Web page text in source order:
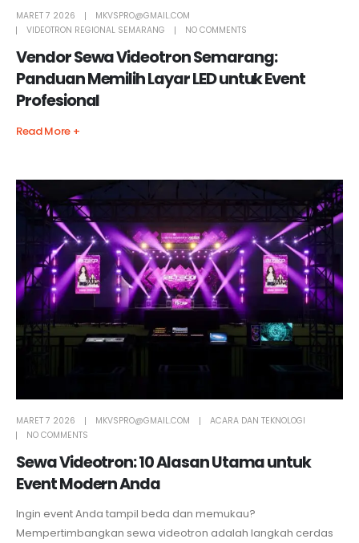
MARET 7 2026
MKVSPRO@GMAIL.COM
VIDEOTRON REGIONAL SEMARANG
NO COMMENTS
Vendor Sewa Videotron Semarang:
Panduan Memilih Layar LED untuk Event
Profesional
Read More +
MARET 7 2026 MKVSPRO@GMAIL.COM
ACARA DAN TEKNOLOGI
NO COMMENTS
Sewa Videotron: 10 Alasan Utama untuk
Event Modern Anda
Ingin event Anda tampil beda dan memukau?
Mempertimbangkan sewa videotron adalah langkah cerdas